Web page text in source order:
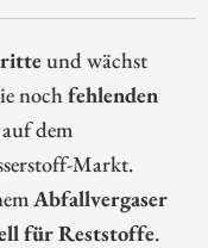
und wächst
noch fehlenden
dem
Markt.
Abfallvergaser
für Reststoffe.